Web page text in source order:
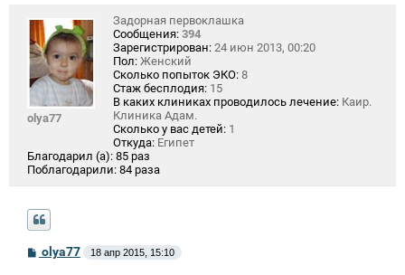
olya77
Задорная первоклашка
Сообщения: 394
Зарегистрирован: 24 июн 2013, 00:20
Пол: Женский
Сколько попыток ЭКО: 8
Стаж бесплодия: 15
В каких клиниках проводилось лечение: Каир.
Клиника Адам.
Сколько у вас детей: 1
Откуда: Египет
Благодарил (а): 85 раз
Поблагодарили: 84 раза
С
о
olya77 18 апр 2015, 15:10